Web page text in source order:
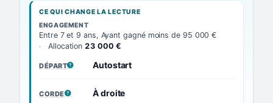
CE QUI CHANGE LA LECTURE
ENGAGEMENT
Entre 7 et 9 ans, Ayant gagné moins de 95 000 €
Allocation 23 000 €
DÉPART
, VOIR LA DÉFINITIONAutostart
CORDE
, VOIR LA DÉFINITION
À droite